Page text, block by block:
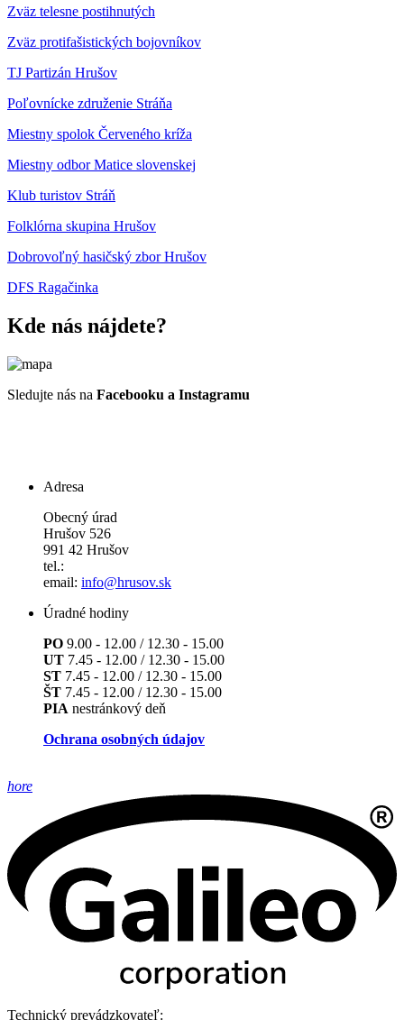
Zväz telesne postihnutých
Zväz protifašistických bojovníkov
TJ Partizán Hrušov
Poľovnícke združenie Stráňa
Miestny spolok Červeného kríža
Miestny odbor Matice slovenskej
Klub turistov Stráň
Folklórna skupina Hrušov
Dobrovoľný hasičský zbor Hrušov
DFS Ragačinka
Kde nás nájdete?
Sledujte nás na Facebooku a Instagramu
Adresa
Obecný úrad
Hrušov 526
991 42 Hrušov
tel.:
email: info@hrusov.sk
Úradné hodiny
PO 9.00 - 12.00 / 12.30 - 15.00
UT 7.45 - 12.00 / 12.30 - 15.00
ST 7.45 - 12.00 / 12.30 - 15.00
ŠT 7.45 - 12.00 / 12.30 - 15.00
PIA nestránkový deň
Ochrana osobných údajov
hore
Technický prevádzkovateľ: